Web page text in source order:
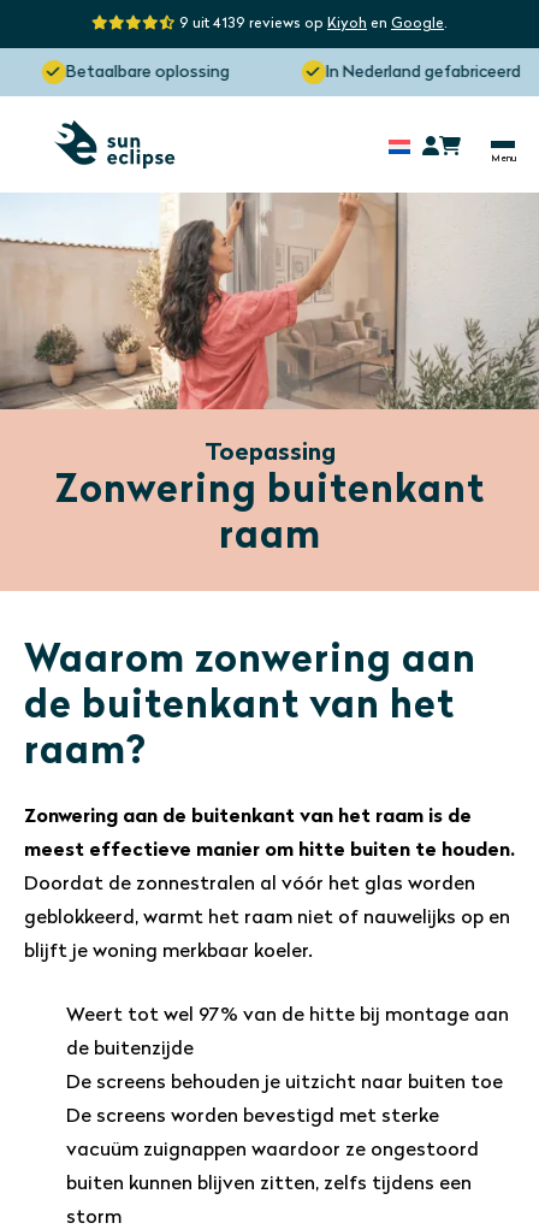
9 uit 4139 reviews op Kiyoh en Google.
Betaalbare oplossing In Nederland gefabriceerd
Toepassing
Zonwering buitenkant
raam
Waarom zonwering aan
de buitenkant van het
raam?
Zonwering aan de buitenkant van het raam is de
meest effectieve manier om hitte buiten te houden.
Doordat de zonnestralen al vóór het glas worden
geblokkeerd, warmt het raam niet of nauwelijks op en
blijft je woning merkbaar koeler.
Weert tot wel 97% van de hitte bij montage aan
de buitenzijde
De screens behouden je uitzicht naar buiten toe
De screens worden bevestigd met sterke
vacuüm zuignappen waardoor ze ongestoord
buiten kunnen blijven zitten, zelfs tijdens een
storm